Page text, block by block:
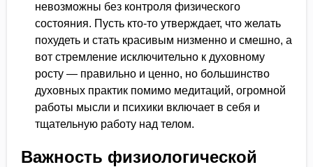
невозможны без контроля физического
состояния. Пусть кто-то утверждает, что желать
похудеть и стать красивым низменно и смешно, а
вот стремление исключительно к духовному
росту — правильно и ценно, но большинство
духовных практик помимо медитаций, огромной
работы мысли и психики включает в себя и
тщательную работу над телом.
Важность физиологической